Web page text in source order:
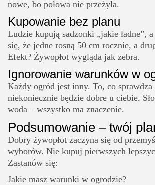
nowe, bo połowa nie przeżyła.
Kupowanie bez planu
Ludzie kupują sadzonki „jakie ładne”,
się, że jedne rosną 50 cm rocznie, a
Efekt? Żywopłot wygląda jak zebra.
Ignorowanie warunków w
Każdy ogród jest inny. To, co sprawdza
niekoniecznie będzie dobre u ciebie.
woda – wszystko ma znaczenie.
Podsumowanie – twój
Dobry żywopłot zaczyna się od
wyborów. Nie kupuj pierwszych
Zastanów się:
Jakie masz warunki w ogrodzie?